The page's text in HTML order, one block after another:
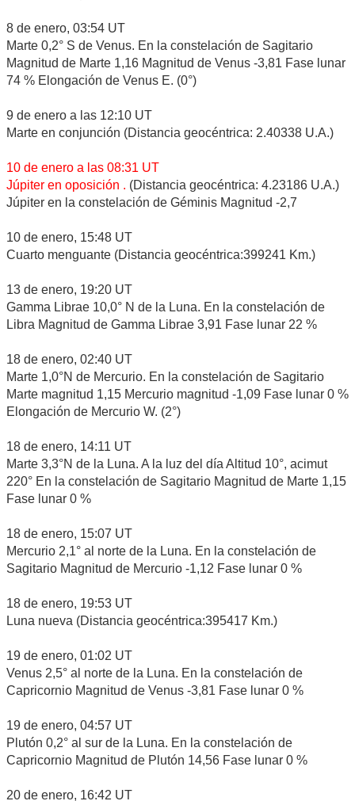
8 de enero, 03:54 UT
Marte 0,2° S de Venus. En la constelación de Sagitario
Magnitud de Marte 1,16 Magnitud de Venus -3,81 Fase lunar
74 % Elongación de Venus E. (0°)
9 de enero a las 12:10 UT
Marte en conjunción (Distancia geocéntrica: 2.40338 U.A.)
10 de enero a las 08:31 UT
Júpiter en oposición . (Distancia geocéntrica: 4.23186 U.A.)
Júpiter en la constelación de Géminis Magnitud -2,7
10 de enero, 15:48 UT
Cuarto menguante (Distancia geocéntrica:399241 Km.)
13 de enero, 19:20 UT
Gamma Librae 10,0° N de la Luna. En la constelación de
Libra Magnitud de Gamma Librae 3,91 Fase lunar 22 %
18 de enero, 02:40 UT
Marte 1,0°N de Mercurio. En la constelación de Sagitario
Marte magnitud 1,15 Mercurio magnitud -1,09 Fase lunar 0 %
Elongación de Mercurio W. (2°)
18 de enero, 14:11 UT
Marte 3,3°N de la Luna. A la luz del día Altitud 10°, acimut
220° En la constelación de Sagitario Magnitud de Marte 1,15
Fase lunar 0 %
18 de enero, 15:07 UT
Mercurio 2,1° al norte de la Luna. En la constelación de
Sagitario Magnitud de Mercurio -1,12 Fase lunar 0 %
18 de enero, 19:53 UT
Luna nueva (Distancia geocéntrica:395417 Km.)
19 de enero, 01:02 UT
Venus 2,5° al norte de la Luna. En la constelación de
Capricornio Magnitud de Venus -3,81 Fase lunar 0 %
19 de enero, 04:57 UT
Plutón 0,2° al sur de la Luna. En la constelación de
Capricornio Magnitud de Plutón 14,56 Fase lunar 0 %
20 de enero, 16:42 UT